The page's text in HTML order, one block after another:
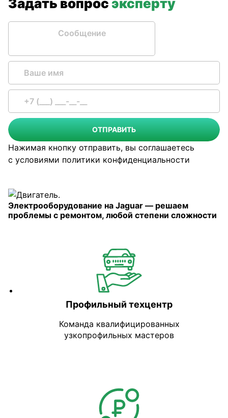
Задать вопросэксперту
ОТПРАВИТЬ
Нажимая кнопку отправить, вы соглашаетесь
с условиями политики конфиденциальности
Электрооборудование на Jaguar — решаем
проблемы с ремонтом, любой степени сложности
Профильный техцентр
Команда квалифицированных
узкопрофильных мастеров